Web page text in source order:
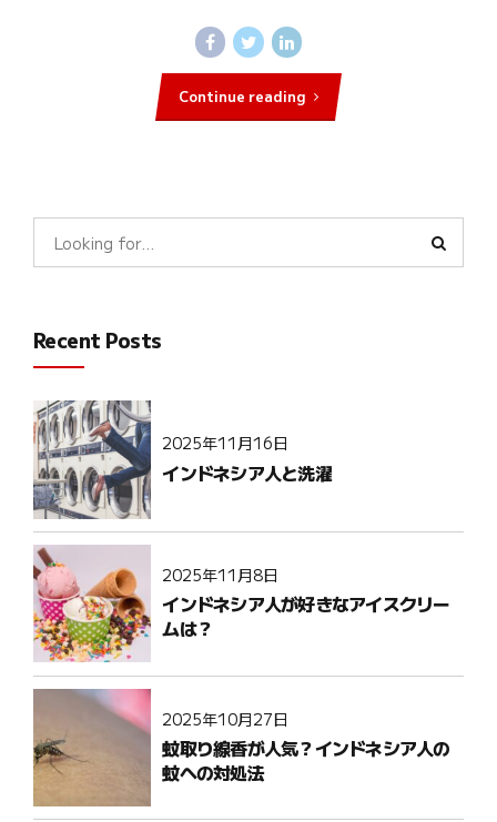
Continue reading
Recent Posts
2025年11月16日
インドネシア人と洗濯
2025年11月8日
インドネシア人が好きなアイスクリー
ムは？
2025年10月27日
蚊取り線香が人気？インドネシア人の
蚊への対処法